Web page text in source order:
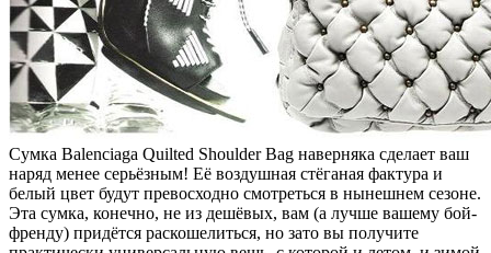
Сумка Balenciaga Quilted Shoulder Bag наверняка сделает ваш
наряд менее серьёзным! Её воздушная стёганая фактура и
белый цвет будут превосходно смотреться в нынешнем сезоне.
Эта сумка, конечно, не из дешёвых, вам (а лучше вашему бой-
френду) придётся раскошелиться, но зато вы получите